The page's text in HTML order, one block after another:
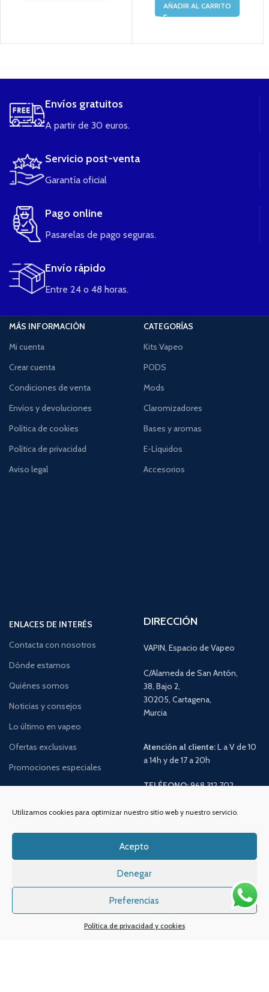
Utilizamos cookies para optimizar nuestro sitio web y nuestro servicio.
Acepto
Denegar
Preferencias
Política de privacidad y cookies
AÑADIR AL CARRITO
Envíos gratuitos
A partir de 30 euros.
Servicio post-venta
Garantía oficial
Pago online
Pasarelas de pago seguras.
Envío rápido
Entre 24 o 48 horas.
MÁS INFORMACIÓN
Mi cuenta
Crear cuenta
Condiciones de venta
Envíos y devoluciones
Política de cookies
Política de privacidad
Aviso legal
CATEGORÍAS
Kits Vapeo
PODS
Mods
Claromizadores
Bases y aromas
E-Líquidos
Accesorios
ENLACES DE INTERÉS
Contacta con nosotros
Dónde estamos
Quiénes somos
Noticias y consejos
Lo último en vapeo
Ofertas exclusivas
Promociones especiales
DIRECCIÓN
VAPIN, Espacio de Vapeo
C/Alameda de San Antón,
38, Bajo 2,
30205, Cartagena,
Murcia
Atención al cliente:L a V de 10
a 14h y de 17 a 20h
TELÉFONO:968 312 702
Email:info@vapeo.es